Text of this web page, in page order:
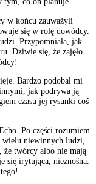
w końcu zauważyli
się w rolę dowódcy.
Przypomniała, jak
Dziwię się, że zajęło
Bardzo podobał mi
jak podrywa ją
czasu jej rysunki coś
Po części rozumiem
wielu niewinnych ludzi,
że twórcy albo nie mają
się irytująca, nieznośna.